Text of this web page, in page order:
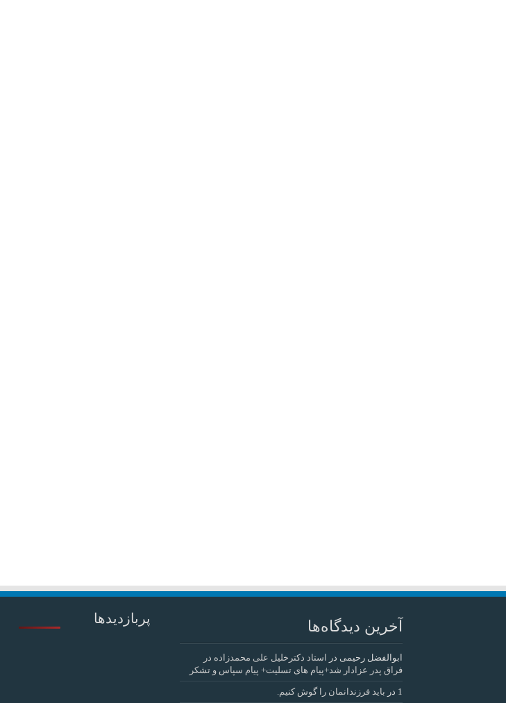
آخرین دیدگاه‌ها
ابوالفضل رحیمی در
استاد دکترخلیل علی محمدزاده در
فراق پدر عزادار شد+پیام های تسلیت+ پیام سپاس و تشکر
1 در باید فرزندانمان را گوش کنیم.
پربازدیدها